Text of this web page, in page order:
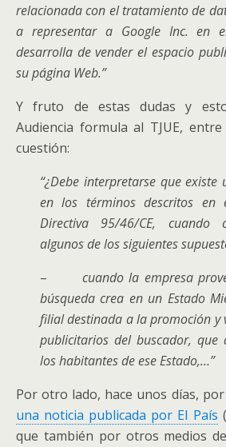
relacionada con el tratamiento de
a representar a Google Inc. en
desarrolla de vender el espacio
su página Web.”
Y fruto de estas dudas y
Audiencia formula al TJUE,
cuestión:
“¿Debe interpretarse que existe
en los términos descritos
Directiva 95/46/CE, cuando
algunos de los siguientes
–cuando la empresa
búsqueda crea en un Estado
filial destinada a la promoción y
publicitarios del buscador, que
los habitantes de ese Estado,…”
Por otro lado, hace unos días, por
una noticia publicada por El País
que también por otros medios